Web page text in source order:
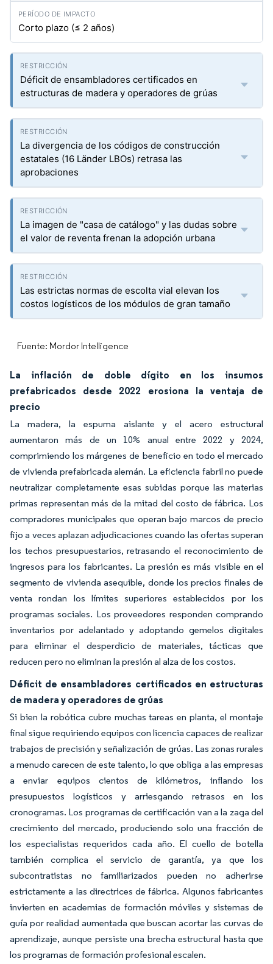
Corto plazo (≤ 2 años)
Déficit de ensambladores certificados en
estructuras de madera y operadores de grúas
La divergencia de los códigos de construcción
estatales (16 Länder LBOs) retrasa las
aprobaciones
La imagen de "casa de catálogo" y las dudas sobre
el valor de reventa frenan la adopción urbana
Las estrictas normas de escolta vial elevan los
costos logísticos de los módulos de gran tamaño
Fuente: Mordor Intelligence
La inflación de doble dígito en los insumos
prefabricados desde 2022 erosiona la ventaja de
precio
La madera, la espuma aislante y el acero estructural
aumentaron más de un 10% anual entre 2022 y 2024,
comprimiendo los márgenes de beneficio en todo el mercado
de vivienda prefabricada alemán. La eficiencia fabril no puede
neutralizar completamente esas subidas porque las materias
primas representan más de la mitad del costo de fábrica. Los
compradores municipales que operan bajo marcos de precio
fijo a veces aplazan adjudicaciones cuando las ofertas superan
los techos presupuestarios, retrasando el reconocimiento de
ingresos para los fabricantes. La presión es más visible en el
segmento de vivienda asequible, donde los precios finales de
venta rondan los límites superiores establecidos por los
programas sociales. Los proveedores responden comprando
inventarios por adelantado y adoptando gemelos digitales
para eliminar el desperdicio de materiales, tácticas que
reducen pero no eliminan la presión al alza de los costos.
Déficit de ensambladores certificados en estructuras
de madera y operadores de grúas
Si bien la robótica cubre muchas tareas en planta, el montaje
final sigue requiriendo equipos con licencia capaces de realizar
trabajos de precisión y señalización de grúas. Las zonas rurales
a menudo carecen de este talento, lo que obliga a las empresas
a enviar equipos cientos de kilómetros, inflando los
presupuestos logísticos y arriesgando retrasos en los
cronogramas. Los programas de certificación van a la zaga del
crecimiento del mercado, produciendo solo una fracción de
los especialistas requeridos cada año. El cuello de botella
también complica el servicio de garantía, ya que los
subcontratistas no familiarizados pueden no adherirse
estrictamente a las directrices de fábrica. Algunos fabricantes
invierten en academias de formación móviles y sistemas de
guía por realidad aumentada que buscan acortar las curvas de
aprendizaje, aunque persiste una brecha estructural hasta que
los programas de formación profesional escalen.